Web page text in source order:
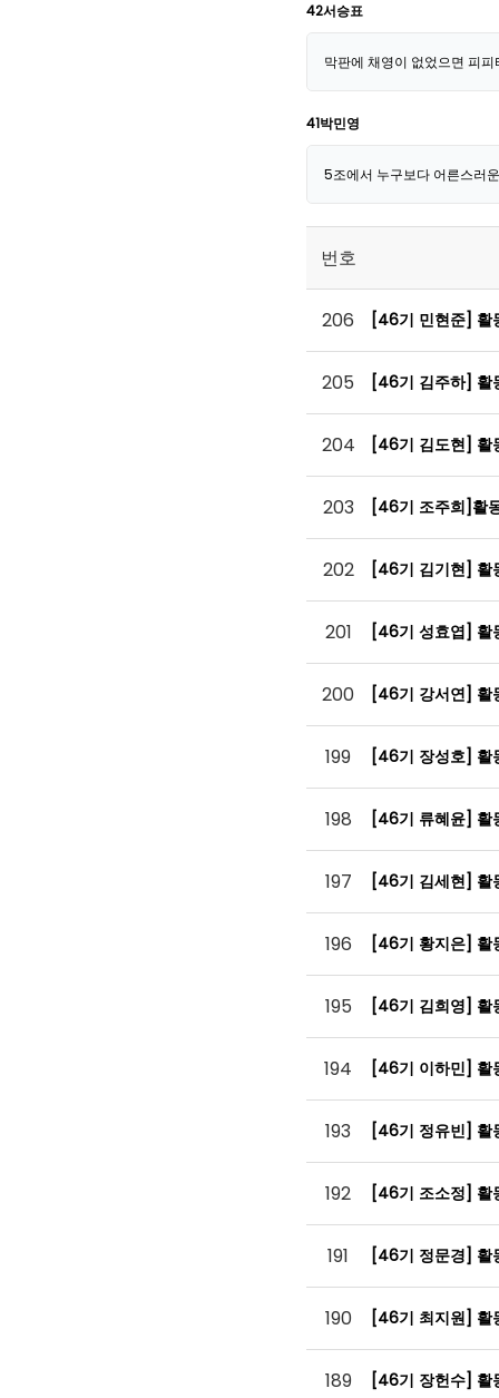
42서승표
막판에 채영이 없었으면 피
41박민영
5조에서 누구보다 어른스러
번호
206 [46기 민현준] 활
205 [46기 김주하] 활
204 [46기 김도현] 활
203 [46기 조주희]활
202 [46기 김기현] 활
201 [46기 성효엽] 활
200 [46기 강서연] 활
199 [46기 장성호] 활
198 [46기 류혜윤] 활
197 [46기 김세현] 활
196 [46기 황지은] 활
195 [46기 김희영] 활
194 [46기 이하민] 활
193 [46기 정유빈] 활
192 [46기 조소정] 활
191 [46기 정문경] 활
190 [46기 최지원] 활
189 [46기 장헌수] 활